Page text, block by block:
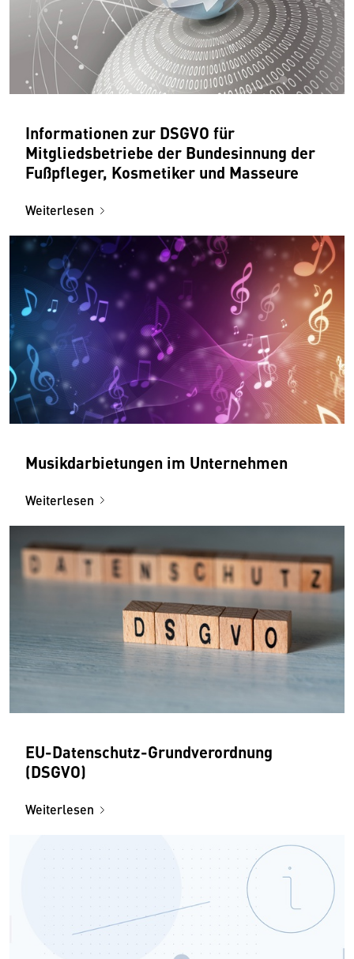
Informationen zur DSGVO für
Mitgliedsbetriebe der Bundesinnung der
Fußpfleger, Kosmetiker und Masseure
Weiterlesen
Musikdarbietungen im Unternehmen
Weiterlesen
EU-Daten­schutz-Grund­ver­ordnung
(DSGVO)
Weiterlesen